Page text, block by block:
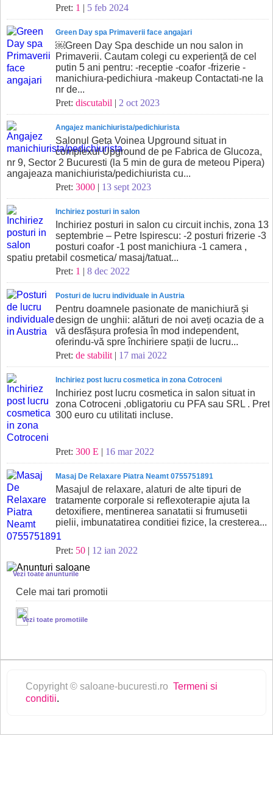
Pret: 1 | 5 feb 2024
Green Day spa Primaverii face angajari
￼Green Day Spa deschide un nou salon in
Primaverii. Cautam colegi cu experiență de cel
putin 5 ani pentru: -receptie -coafor -frizerie -
manichiura-pedichiura -makeup Contactati-ne la
nr de...
Pret: discutabil | 2 oct 2023
Angajez manichiurista/pedichiurista
Salonul Geta Voinea Upground situat in
complexul Upground de pe Fabrica de Glucoza,
nr 9, Sector 2 Bucuresti (la 5 min de gura de meteou Pipera)
angajeaza manichiurista/pedichiurista cu...
Pret: 3000 | 13 sept 2023
Inchiriez posturi in salon
Inchiriez posturi in salon cu circuit inchis, zona 13
septembrie – Petre Ispirescu: -2 posturi frizerie -3
posturi coafor -1 post manichiura -1 camera ,
spatiu pretabil cosmetica/ masaj/tatuat...
Pret: 1 | 8 dec 2022
Posturi de lucru individuale in Austria
Pentru doamnele pasionate de manichiură și
design de unghii: alături de noi aveți ocazia de a
vă desfășura profesia în mod independent,
oferindu-vă spre închiriere spații de lucru...
Pret: de stabilit | 17 mai 2022
Inchiriez post lucru cosmetica in zona Cotroceni
Inchiriez post lucru cosmetica in salon situat in
zona Cotroceni ,obligatoriu cu PFA sau SRL . Pret
300 euro cu utilitati incluse.
Pret: 300 E | 16 mar 2022
Masaj De Relaxare Piatra Neamt 0755751891
Masajul de relaxare, alaturi de alte tipuri de
tratamente corporale si reflexoterapie ajuta la
detoxifiere, mentinerea sanatatii si frumusetii
pielii, imbunatatirea conditiei fizice, la cresterea...
Pret: 50 | 12 ian 2022
Vezi toate anunturile
Cele mai tari promotii
Vezi toate promotiile
Copyright © saloane-bucuresti.ro Termeni si
conditii.